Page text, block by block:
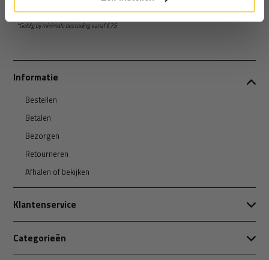
*Geldig bij minimale besteding vanaf €75
Informatie
Bestellen
Betalen
Bezorgen
Retourneren
Afhalen of bekijken
Klantenservice
Categorieën